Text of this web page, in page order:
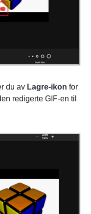
du av Lagre-ikon for
redigerte GIF-en til